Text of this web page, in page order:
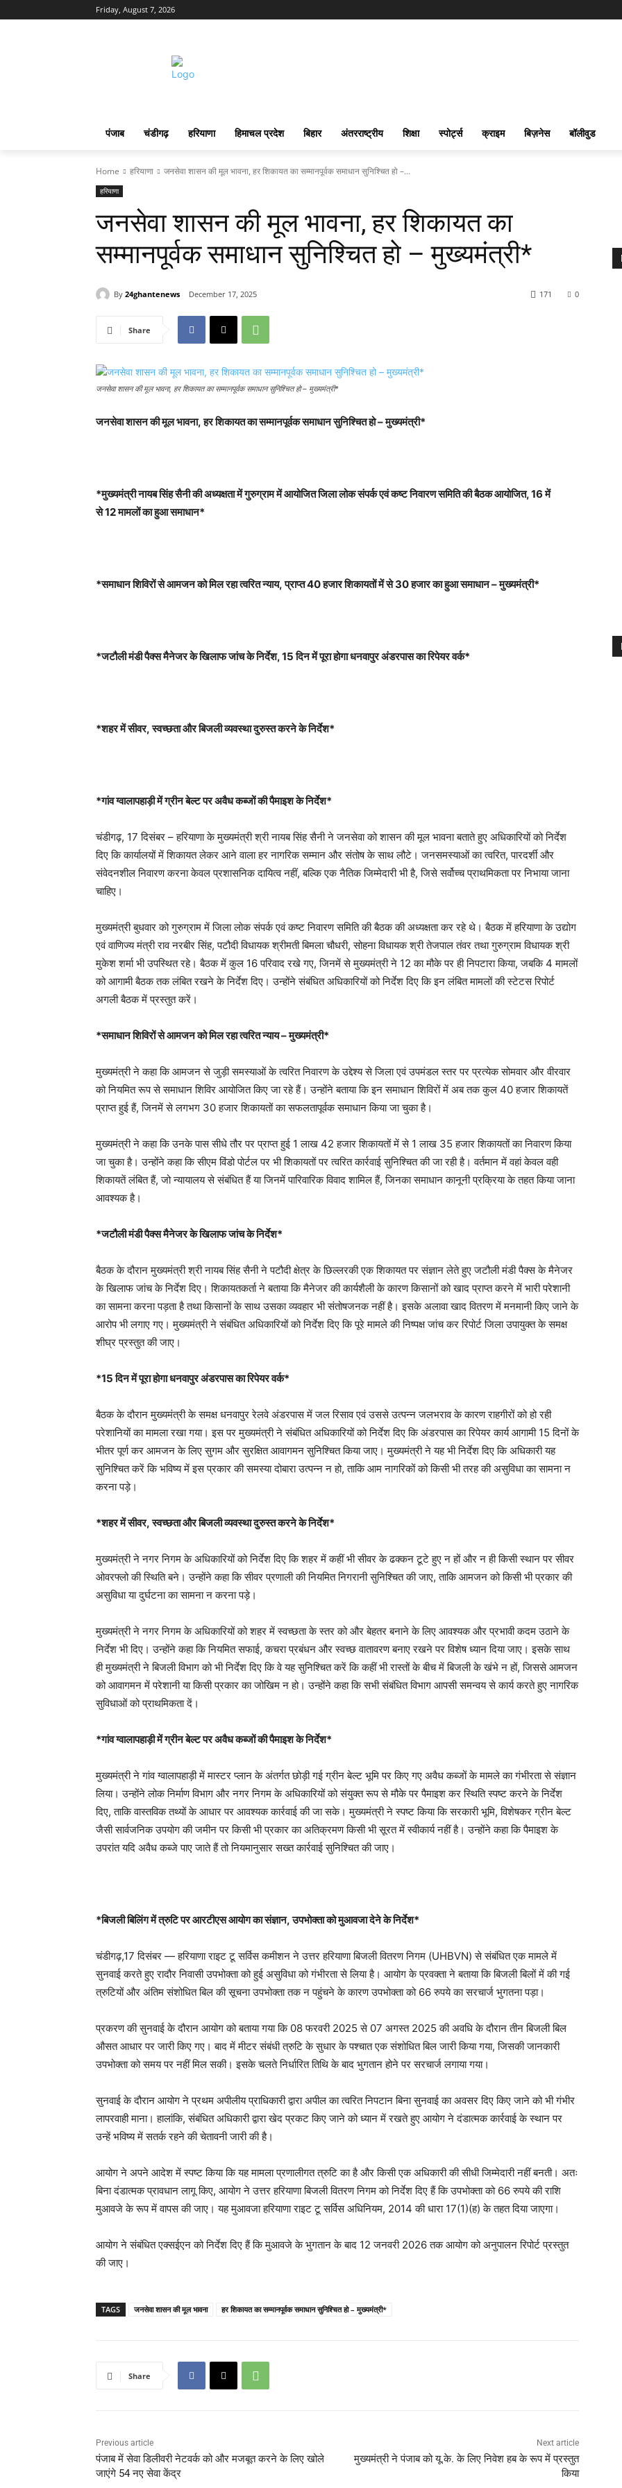
Friday, August 7, 2026
पंजाब चंडीगढ़ हरियाणा हिमाचल प्रदेश बिहार अंतरराष्ट्रीय शिक्षा स्पोर्ट्स क्राइम बिज़नेस बॉलीवुड
Home हरियाणा जनसेवा शासन की मूल भावना, हर शिकायत का सम्मानपूर्वक समाधान सुनिश्चित हो –...
हरियाणा
जनसेवा शासन की मूल भावना, हर शिकायत का
सम्मानपूर्वक समाधान सुनिश्चित हो – मुख्यमंत्री*
By 24ghantenews December 17, 2025 0
171
Share
जनसेवा शासन की मूल भावना, हर शिकायत का सम्मानपूर्वक समाधान सुनिश्चित हो – मुख्यमंत्री*
जनसेवा शासन की मूल भावना,हर शिकायत का सम्मानपूर्वक समाधान सुनिश्चित हो – मुख्यमंत्री*
*मुख्यमंत्री नायब सिंह सैनी की अध्यक्षता में गुरुग्राम में आयोजित जिला लोक संपर्क एवं कष्ट निवारण समिति की बैठक आयोजित, 16में
से12मामलों का हुआ समाधान*
*समाधान शिविरों से आमजन को मिल रहा त्वरित न्याय,प्राप्त40हजार शिकायतों में से30हजार का हुआ समाधान – मुख्यमंत्री*
*जटौली मंडी पैक्स मैनेजर के खिलाफ जांच के निर्देश, 15दिन में पूरा होगा धनवापुर अंडरपास का रिपेयर वर्क*
*शहर में सीवर,स्वच्छता और बिजली व्यवस्था दुरुस्त करने के निर्देश*
*गांव ग्वालापहाड़ी में ग्रीन बेल्ट पर अवैध कब्जों की पैमाइश के निर्देश*
चंडीगढ़, 17 दिसंबर – हरियाणा के मुख्यमंत्री श्री नायब सिंह सैनी ने जनसेवा को शासन की मूल भावना बताते हुए अधिकारियों को निर्देश
दिए कि कार्यालयों में शिकायत लेकर आने वाला हर नागरिक सम्मान और संतोष के साथ लौटे। जनसमस्याओं का त्वरित, पारदर्शी और
संवेदनशील निवारण करना केवल प्रशासनिक दायित्व नहीं, बल्कि एक नैतिक जिम्मेदारी भी है, जिसे सर्वोच्च प्राथमिकता पर निभाया जाना
चाहिए।
मुख्यमंत्री बुधवार को गुरुग्राम में जिला लोक संपर्क एवं कष्ट निवारण समिति की बैठक की अध्यक्षता कर रहे थे। बैठक में हरियाणा के उद्योग
एवं वाणिज्य मंत्री राव नरबीर सिंह, पटौदी विधायक श्रीमती बिमला चौधरी, सोहना विधायक श्री तेजपाल तंवर तथा गुरुग्राम विधायक श्री
मुकेश शर्मा भी उपस्थित रहे। बैठक में कुल 16 परिवाद रखे गए, जिनमें से मुख्यमंत्री ने 12 का मौके पर ही निपटारा किया, जबकि 4 मामलों
को आगामी बैठक तक लंबित रखने के निर्देश दिए। उन्होंने संबंधित अधिकारियों को निर्देश दिए कि इन लंबित मामलों की स्टेटस रिपोर्ट
अगली बैठक में प्रस्तुत करें।
*समाधान शिविरों से आमजन को मिल रहा त्वरित न्याय – मुख्यमंत्री*
मुख्यमंत्री ने कहा कि आमजन से जुड़ी समस्याओं के त्वरित निवारण के उद्देश्य से जिला एवं उपमंडल स्तर पर प्रत्येक सोमवार और वीरवार
को नियमित रूप से समाधान शिविर आयोजित किए जा रहे हैं। उन्होंने बताया कि इन समाधान शिविरों में अब तक कुल 40 हजार शिकायतें
प्राप्त हुई हैं, जिनमें से लगभग 30 हजार शिकायतों का सफलतापूर्वक समाधान किया जा चुका है।
मुख्यमंत्री ने कहा कि उनके पास सीधे तौर पर प्राप्त हुई 1 लाख 42 हजार शिकायतों में से 1 लाख 35 हजार शिकायतों का निवारण किया
जा चुका है। उन्होंने कहा कि सीएम विंडो पोर्टल पर भी शिकायतों पर त्वरित कार्रवाई सुनिश्चित की जा रही है। वर्तमान में वहां केवल वही
शिकायतें लंबित हैं, जो न्यायालय से संबंधित हैं या जिनमें पारिवारिक विवाद शामिल हैं, जिनका समाधान कानूनी प्रक्रिया के तहत किया जाना
आवश्यक है।
*जटौली मंडी पैक्स मैनेजर के खिलाफ जांच के निर्देश*
बैठक के दौरान मुख्यमंत्री श्री नायब सिंह सैनी ने पटौदी क्षेत्र के छिल्लरकी एक शिकायत पर संज्ञान लेते हुए जटौली मंडी पैक्स के मैनेजर
के खिलाफ जांच के निर्देश दिए। शिकायतकर्ता ने बताया कि मैनेजर की कार्यशैली के कारण किसानों को खाद प्राप्त करने में भारी परेशानी
का सामना करना पड़ता है तथा किसानों के साथ उसका व्यवहार भी संतोषजनक नहीं है। इसके अलावा खाद वितरण में मनमानी किए जाने के
आरोप भी लगाए गए। मुख्यमंत्री ने संबंधित अधिकारियों को निर्देश दिए कि पूरे मामले की निष्पक्ष जांच कर रिपोर्ट जिला उपायुक्त के समक्ष
शीघ्र प्रस्तुत की जाए।
*15दिन में पूरा होगा धनवापुर अंडरपास का रिपेयर वर्क*
बैठक के दौरान मुख्यमंत्री के समक्ष धनवापुर रेलवे अंडरपास में जल रिसाव एवं उससे उत्पन्न जलभराव के कारण राहगीरों को हो रही
परेशानियों का मामला रखा गया। इस पर मुख्यमंत्री ने संबंधित अधिकारियों को निर्देश दिए कि अंडरपास का रिपेयर कार्य आगामी 15 दिनों के
भीतर पूर्ण कर आमजन के लिए सुगम और सुरक्षित आवागमन सुनिश्चित किया जाए। मुख्यमंत्री ने यह भी निर्देश दिए कि अधिकारी यह
सुनिश्चित करें कि भविष्य में इस प्रकार की समस्या दोबारा उत्पन्न न हो, ताकि आम नागरिकों को किसी भी तरह की असुविधा का सामना न
करना पड़े।
*शहर में सीवर,स्वच्छता और बिजली व्यवस्था दुरुस्त करने के निर्देश*
मुख्यमंत्री ने नगर निगम के अधिकारियों को निर्देश दिए कि शहर में कहीं भी सीवर के ढक्कन टूटे हुए न हों और न ही किसी स्थान पर सीवर
ओवरफ्लो की स्थिति बने। उन्होंने कहा कि सीवर प्रणाली की नियमित निगरानी सुनिश्चित की जाए, ताकि आमजन को किसी भी प्रकार की
असुविधा या दुर्घटना का सामना न करना पड़े।
मुख्यमंत्री ने नगर निगम के अधिकारियों को शहर में स्वच्छता के स्तर को और बेहतर बनाने के लिए आवश्यक और प्रभावी कदम उठाने के
निर्देश भी दिए। उन्होंने कहा कि नियमित सफाई, कचरा प्रबंधन और स्वच्छ वातावरण बनाए रखने पर विशेष ध्यान दिया जाए। इसके साथ
ही मुख्यमंत्री ने बिजली विभाग को भी निर्देश दिए कि वे यह सुनिश्चित करें कि कहीं भी रास्तों के बीच में बिजली के खंभे न हों, जिससे आमजन
को आवागमन में परेशानी या किसी प्रकार का जोखिम न हो। उन्होंने कहा कि सभी संबंधित विभाग आपसी समन्वय से कार्य करते हुए नागरिक
सुविधाओं को प्राथमिकता दें।
*गांव ग्वालापहाड़ी में ग्रीन बेल्ट पर अवैध कब्जों की पैमाइश के निर्देश*
मुख्यमंत्री ने गांव ग्वालापहाड़ी में मास्टर प्लान के अंतर्गत छोड़ी गई ग्रीन बेल्ट भूमि पर किए गए अवैध कब्जों के मामले का गंभीरता से संज्ञान
लिया। उन्होंने लोक निर्माण विभाग और नगर निगम के अधिकारियों को संयुक्त रूप से मौके पर पैमाइश कर स्थिति स्पष्ट करने के निर्देश
दिए, ताकि वास्तविक तथ्यों के आधार पर आवश्यक कार्रवाई की जा सके। मुख्यमंत्री ने स्पष्ट किया कि सरकारी भूमि, विशेषकर ग्रीन बेल्ट
जैसी सार्वजनिक उपयोग की जमीन पर किसी भी प्रकार का अतिक्रमण किसी भी सूरत में स्वीकार्य नहीं है। उन्होंने कहा कि पैमाइश के
उपरांत यदि अवैध कब्जे पाए जाते हैं तो नियमानुसार सख्त कार्रवाई सुनिश्चित की जाए।
*बिजली बिलिंग में त्रुटि पर आरटीएस आयोग का संज्ञान,उपभोक्ता को मुआवजा देने के निर्देश*
चंडीगढ़,17 दिसंबर — हरियाणा राइट टू सर्विस कमीशन ने उत्तर हरियाणा बिजली वितरण निगम (UHBVN) से संबंधित एक मामले में
सुनवाई करते हुए रादौर निवासी उपभोक्ता को हुई असुविधा को गंभीरता से लिया है। आयोग के प्रवक्ता ने बताया कि बिजली बिलों में की गई
त्रुटियों और अंतिम संशोधित बिल की सूचना उपभोक्ता तक न पहुंचने के कारण उपभोक्ता को 66 रुपये का सरचार्ज भुगतना पड़ा।
प्रकरण की सुनवाई के दौरान आयोग को बताया गया कि 08 फरवरी 2025 से 07 अगस्त 2025 की अवधि के दौरान तीन बिजली बिल
औसत आधार पर जारी किए गए। बाद में मीटर संबंधी त्रुटि के सुधार के पश्चात एक संशोधित बिल जारी किया गया, जिसकी जानकारी
उपभोक्ता को समय पर नहीं मिल सकी। इसके चलते निर्धारित तिथि के बाद भुगतान होने पर सरचार्ज लगाया गया।
सुनवाई के दौरान आयोग ने प्रथम अपीलीय प्राधिकारी द्वारा अपील का त्वरित निपटान बिना सुनवाई का अवसर दिए किए जाने को भी गंभीर
लापरवाही माना। हालांकि, संबंधित अधिकारी द्वारा खेद प्रकट किए जाने को ध्यान में रखते हुए आयोग ने दंडात्मक कार्रवाई के स्थान पर
उन्हें भविष्य में सतर्क रहने की चेतावनी जारी की है।
आयोग ने अपने आदेश में स्पष्ट किया कि यह मामला प्रणालीगत त्रुटि का है और किसी एक अधिकारी की सीधी जिम्मेदारी नहीं बनती। अतः
बिना दंडात्मक प्रावधान लागू किए, आयोग ने उत्तर हरियाणा बिजली वितरण निगम को निर्देश दिए हैं कि उपभोक्ता को 66 रुपये की राशि
मुआवजे के रूप में वापस की जाए। यह मुआवजा हरियाणा राइट टू सर्विस अधिनियम, 2014 की धारा 17(1)(ह) के तहत दिया जाएगा।
आयोग ने संबंधित एक्सईएन को निर्देश दिए हैं कि मुआवजे के भुगतान के बाद 12 जनवरी 2026 तक आयोग को अनुपालन रिपोर्ट प्रस्तुत
की जाए।
TAGS जनसेवा शासन की मूल भावना हर शिकायत का सम्मानपूर्वक समाधान सुनिश्चित हो – मुख्यमंत्री*
Share
Previous article
पंजाब में सेवा डिलीवरी नेटवर्क को और मजबूत करने के लिए खोले
जाएंगे 54 नए सेवा केंद्र
Next article
मुख्यमंत्री ने पंजाब को यू.के. के लिए निवेश हब के रूप में प्रस्तुत
किया